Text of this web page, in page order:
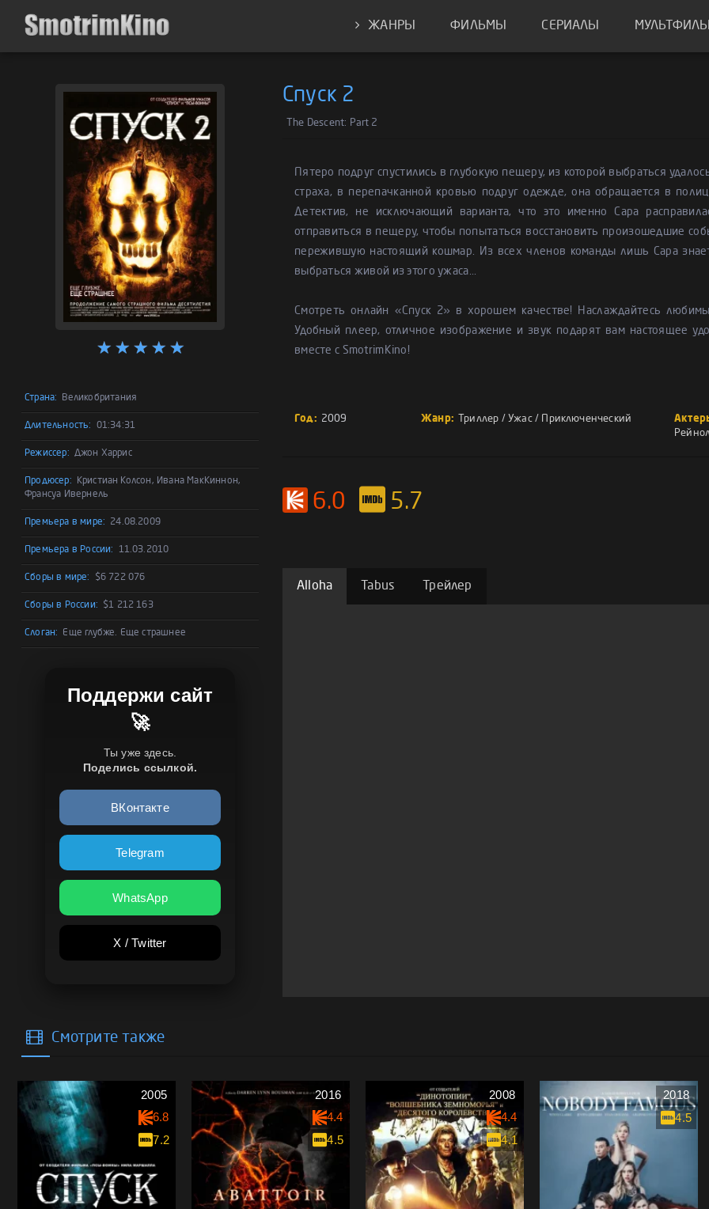
ЖАНРЫ ФИЛЬМЫ СЕРИАЛЫ
Страна: Великобритания
Длительность: 01:34:31
Режиссер: Джон Харрис
Продюсер:
Кристиан Колсон, Ивана МакКиннон,
Франсуа Ивернель
Премьера в мире: 24.08.2009
Премьера в России: 11.03.2010
Сборы в мире: $6 722 076
Сборы в России: $1 212 163
Слоган: Еще глубже. Еще страшнее
Поддержи сайт
🚀
Ты уже здесь.
Поделись ссылкой.
ВКонтакте
Telegram
WhatsApp
X / Twitter
Спуск 2
The Descent: Part 2
Пятеро подруг спустились в глубокую пещеру, из которой выбраться
страха, в перепачканной кровью подруг одежде, она обращается в
Детектив, не исключающий варианта, что это именно Сара
отправиться в пещеру, чтобы попытаться восстановить произошедшие
пережившую настоящий кошмар. Из всех членов команды лишь Сара
выбраться живой из этого ужаса...
Смотреть онлайн «Спуск 2» в хорошем качестве! Наслаждайтесь
Удобный плеер, отличное изображение и звук подарят вам настоящее
вместе с SmotrimKino!
Год: 2009 Жанр: Триллер / Ужас/ Приключенческий
6.0 5.7
Alloha Tabus Трейлер
Смотрите также
2005
6.8
7.2
2016
4.4
4.5
2008
4.4
4.1
2018
4.5